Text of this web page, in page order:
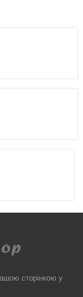
сторінкою у